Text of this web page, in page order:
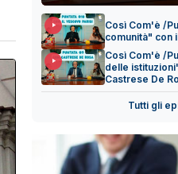
Così Com'è /
comunità" con
Così Com'è /
delle
Castrese De
Tutti gli